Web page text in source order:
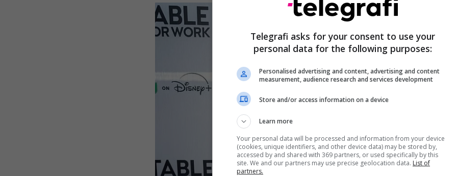
Telegrafi asks for your consent to use your
personal data for the following purposes:
Personalised advertising and content, advertising and content
measurement, audience research and services development
Store and/or access information on a device
Learn more
Your personal data will be processed and information from your device
(cookies, unique identifiers, and other device data) may be stored by,
accessed by and shared with 369 partners, or used specifically by this
site. We and our partners may use precise geolocation data. List of
partners.